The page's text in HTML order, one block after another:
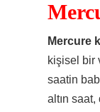
Mercure
kişisel bir
saatin
altın